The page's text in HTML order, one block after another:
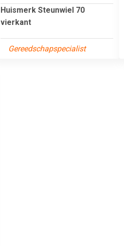
Huismerk Steunwiel 70
vierkant
Gereedschapspecialist